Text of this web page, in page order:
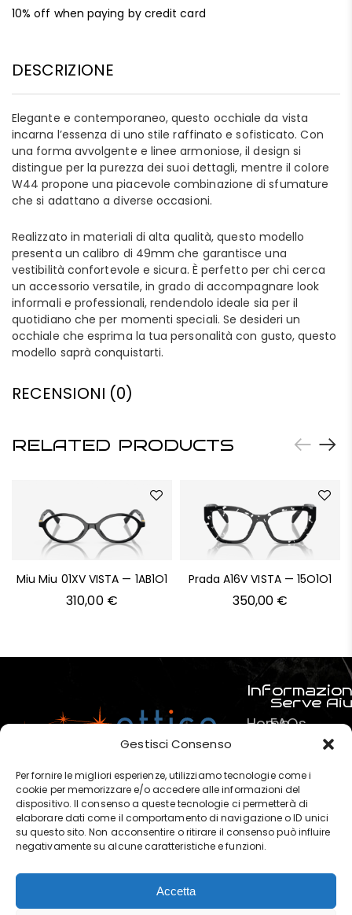
Gestisci Consenso
Per fornire le migliori esperienze, utilizziamo tecnologie come i
cookie per memorizzare e/o accedere alle informazioni del
dispositivo. Il consenso a queste tecnologie ci permetterà di
elaborare dati come il comportamento di navigazione o ID unici
su questo sito. Non acconsentire o ritirare il consenso può influire
negativamente su alcune caratteristiche e funzioni.
Accetta
10% off when paying by credit card
DESCRIZIONE
Elegante e contemporaneo, questo occhiale da vista
incarna l’essenza di uno stile raffinato e sofisticato. Con
una forma avvolgente e linee armoniose, il design si
distingue per la purezza dei suoi dettagli, mentre il colore
W44 propone una piacevole combinazione di sfumature
che si adattano a diverse occasioni.
Realizzato in materiali di alta qualità, questo modello
presenta un calibro di 49mm che garantisce una
vestibilità confortevole e sicura. È perfetto per chi cerca
un accessorio versatile, in grado di accompagnare look
informali e professionali, rendendolo ideale sia per il
quotidiano che per momenti speciali. Se desideri un
occhiale che esprima la tua personalità con gusto, questo
modello saprà conquistarti.
RECENSIONI (0)
RELATED PRODUCTS
Miu Miu 01XV VISTA — 1AB1O1
310,00 €
Prada A16V VISTA — 15O1O1
350,00 €
Home
Chi
siamo
?
Contatti
Serve
FAQs
Pagamenti
Termini e
Privacy &